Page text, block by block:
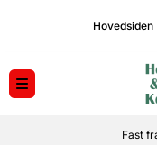
Hopp til innholdHovedsiden
Fast